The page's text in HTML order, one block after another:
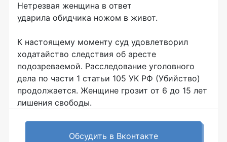
Нетрезвая женщина в ответ
ударила обидчика ножом в живот.
К настоящему моменту суд удовлетворил
ходатайство следствия об аресте
подозреваемой. Расследование уголовного
дела по части 1 статьи 105 УК РФ (Убийство)
продолжается. Женщине грозит от 6 до 15 лет
лишения свободы.
Обсудить в Вконтакте